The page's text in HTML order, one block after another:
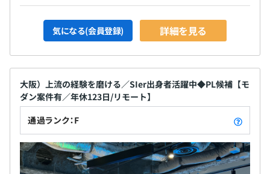
気になる(会員登録) 詳細を見る
大阪）上流の経験を磨ける／SIer出身者活躍中◆PL候補【モ
ダン案件有／年休123日/リモート】
通過ランク：F